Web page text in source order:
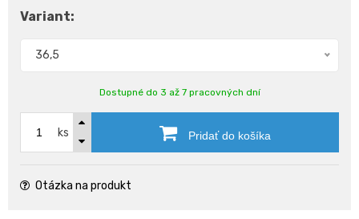
Variant:
36,5
Dostupné do 3 až 7 pracovných dní
ks Pridať do košíka
Otázka na produkt